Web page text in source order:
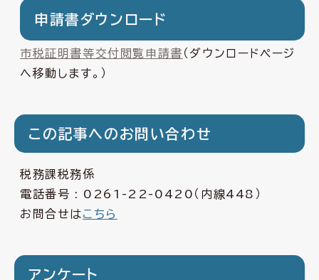
申請書ダウンロード
市税証明書等交付閲覧申請書 （ダウンロードページ
へ移動します。）
この記事へのお問い合わせ
税務課税務係
電話番号 : 0261-22-0420 （内線448）
お問合せはこちら
アンケート